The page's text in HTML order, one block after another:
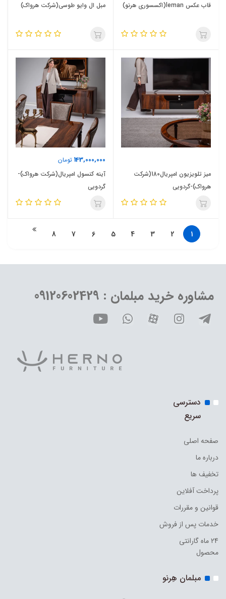
قاب عکس leman(اکسسوری هرنو)
مبل ال وایو طوسی(شرکت هرواک)
میز تلویزیون امپریال180(شرکت
هرواک)-گردویی
143,000,000 تومان
آینه کنسول امپریال(شرکت هرواک)-
گردویی
1
2
3
4
5
6
7
8
مشاوره خرید مبلمان : 09120602429
دسترسی
سریع
صفحه اصلی
درباره ما
تخفیف ها
پرداخت آفلاین
قوانین و مقررات
خدمات پس از فروش
24 ماه گارانتی
محصول
مبلمان هِرنو